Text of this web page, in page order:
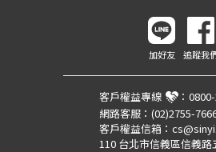
加好友 追蹤我
客戶權益專線 ：
網路客服： (02)2755-
客戶權益信箱：
110 台北市信義區信義路